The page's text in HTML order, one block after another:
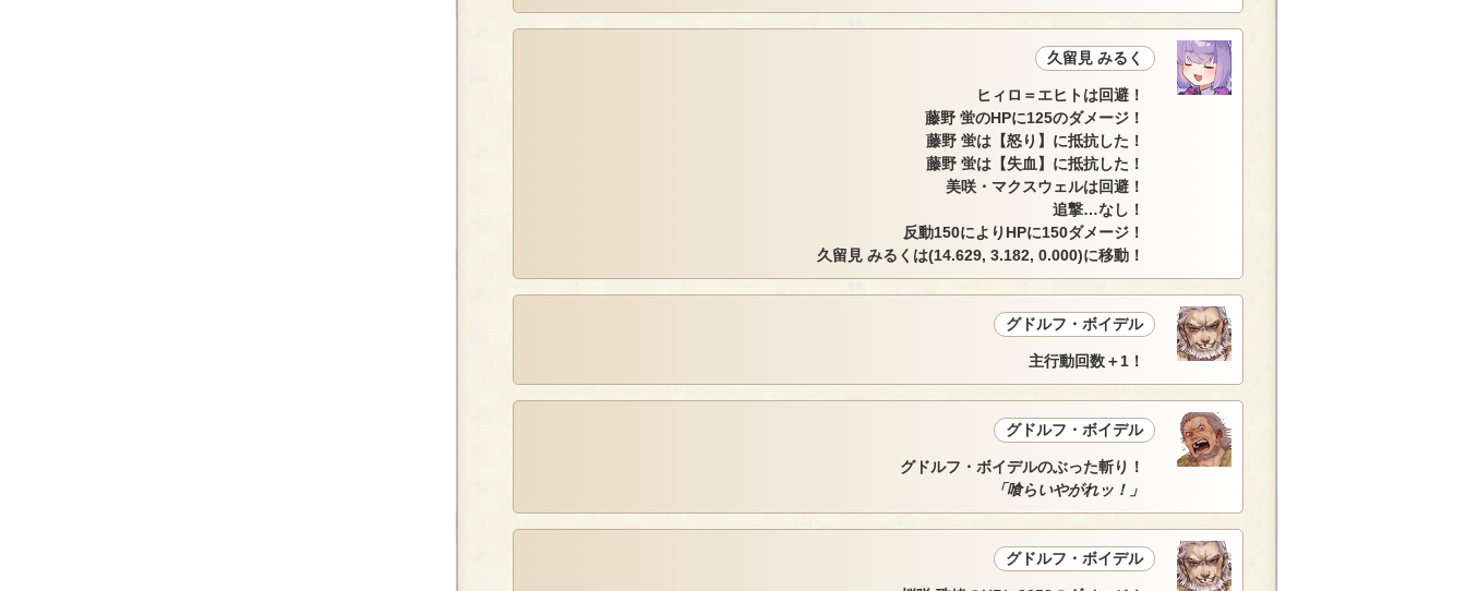
久留見 みるく
ヒィロ＝エヒトは回避！
藤野 蛍のHPに125のダメージ！
藤野 蛍は【怒り】に抵抗した！
藤野 蛍は【失血】に抵抗した！
美咲・マクスウェルは回避！
追撃…なし！
反動150によりHPに150ダメージ！
久留見 みるくは(14.629, 3.182, 0.000)に移動！
グドルフ・ボイデル
主行動回数＋1！
グドルフ・ボイデル
グドルフ・ボイデルのぶった斬り！
「喰らいやがれッ！」
グドルフ・ボイデル